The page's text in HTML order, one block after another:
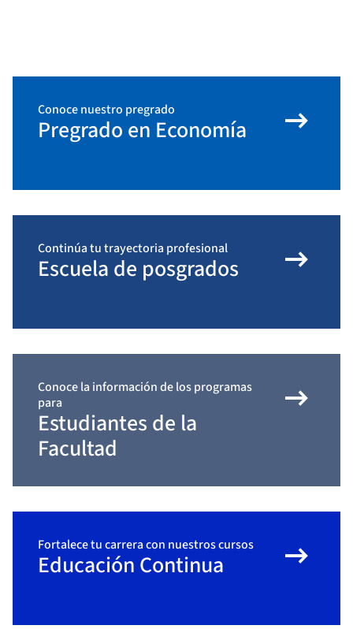
Conoce nuestro pregrado
Pregrado en Economía arrow_right_alt
Continúa tu trayectoria profesional
Escuela de posgrados arrow_right_alt
Conoce la información de los programas
para
Estudiantes de la
Facultad
arrow_right_alt
Fortalece tu carrera con nuestros cursos
Educación Continua arrow_right_alt